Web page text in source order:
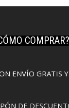
COMPRAR?
ENVÍO GRATIS
DE